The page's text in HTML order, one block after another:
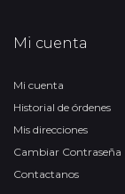
Mi cuenta
Mi cuenta
Historial de órdenes
Mis direcciones
Cambiar Contraseña
Contactanos